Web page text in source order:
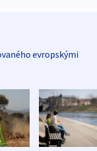
evropskými